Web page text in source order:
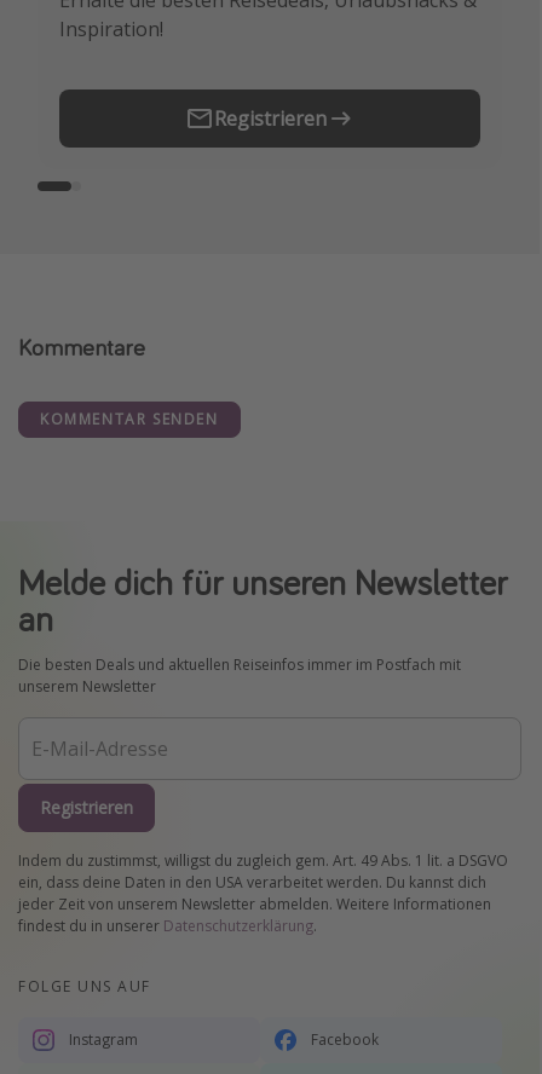
Inspiration!
Registrieren
Erstes.
Kommentare
KOMMENTAR SENDEN
Melde dich für unseren Newsletter
an
Die besten Deals und aktuellen Reiseinfos immer im Postfach mit
unserem Newsletter
Registrieren
Indem du zustimmst, willigst du zugleich gem. Art. 49 Abs. 1 lit. a DSGVO
ein, dass deine Daten in den USA verarbeitet werden. Du kannst dich
jeder Zeit von unserem Newsletter abmelden. Weitere Informationen
findest du in unserer Datenschutzerklärung.
FOLGE UNS AUF
Instagram Facebook